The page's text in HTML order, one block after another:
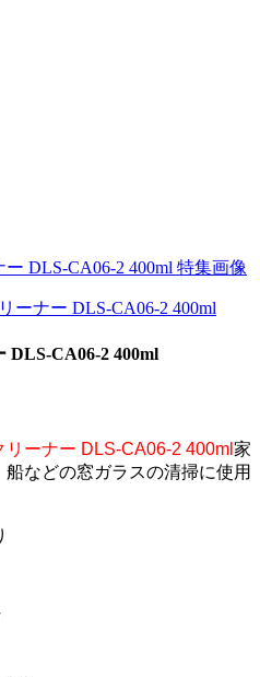
DLS-CA06-2 400ml
ーナー DLS-CA06-2 400ml 家
などの窓ガラスの清掃に使用